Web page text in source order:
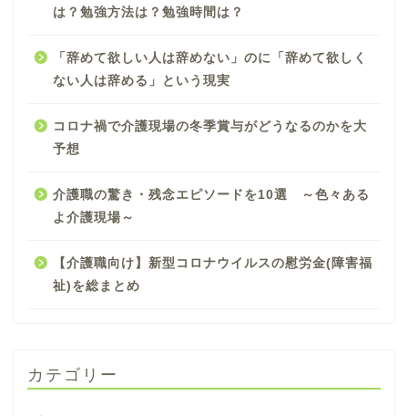
は？勉強方法は？勉強時間は？
「辞めて欲しい人は辞めない」のに「辞めて欲しく
ない人は辞める」という現実
コロナ禍で介護現場の冬季賞与がどうなるのかを大
予想
介護職の驚き・残念エピソードを10選 ～色々ある
よ介護現場～
【介護職向け】新型コロナウイルスの慰労金(障害福
祉)を総まとめ
カテゴリー